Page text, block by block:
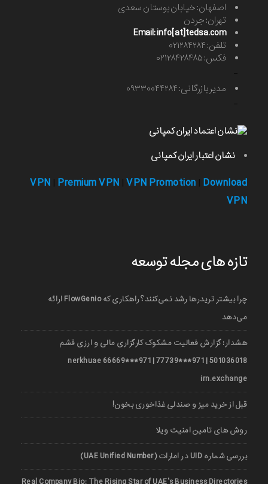
اصفهان: خیابان بوستان سعدی
تهران: جردن
Email: info[at]tedsa.com
تلفن: ۰۲۱۲۸۴۲۸۴
فکس: ۰۲۱۲۸۴۲۸۴۸۵
مدیر بازرگانی: ۰۹۳۳۰۰۴۴۲۸۴
نشان اعتبار ایران کمپانی
VPN Premium VPN VPN Promotion Download
VPN
تازه های مجله توسعه
چرا بیشتر تریدرها رشد نمی‌کنند؟ راهکاری که FlowGenio ارائه
می‌دهد
هشدار: گزارش فعالیت مشکوک کارگزاری مالی و ارزی قشم
501036018 | 971***77739 | 971***66669 nerkhuae
irn.exchange
قبل از خرید میز و صندلی غذاخوری بخون!
روش های تامین امنیت ویلا
بررسی شماره UID در امارات (UAE Unified Number)